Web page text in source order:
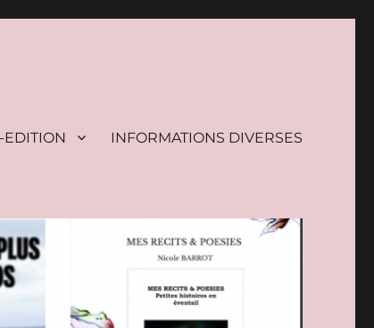
EDITION INFORMATIONS DIVERSES